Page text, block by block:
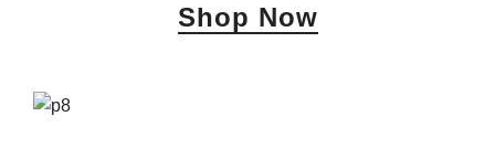
Shop Now